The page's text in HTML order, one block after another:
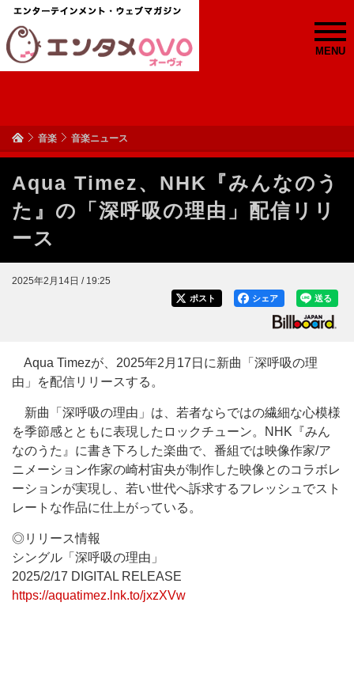
MENU
音楽 音楽ニュース
Aqua Timez、NHK『みんなのう
た』の「深呼吸の理由」配信リリ
ース
2025年2月14日 / 19:25
送る
シェア
ポスト
Aqua Timezが、2025年2月17日に新曲「深呼吸の理
由」を配信リリースする。
新曲「深呼吸の理由」は、若者ならではの繊細な心模様
を季節感とともに表現したロックチューン。NHK『みん
なのうた』に書き下ろした楽曲で、番組では映像作家/ア
ニメーション作家の崎村宙央が制作した映像とのコラボレ
ーションが実現し、若い世代へ訴求するフレッシュでスト
レートな作品に仕上がっている。
◎リリース情報
シングル「深呼吸の理由」
2025/2/17 DIGITAL RELEASE
https://aquatimez.lnk.to/jxzXVw